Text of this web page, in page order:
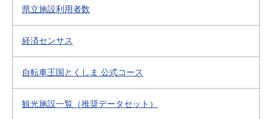
県立施設利用者数
経済センサス
自転車王国とくしま 公式コース
観光施設一覧（推奨データセット）